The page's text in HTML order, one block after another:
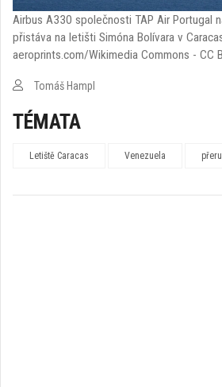
Airbus A330 společnosti TAP Air Portugal
přistáva na letišti Simóna Bolívara v
aeroprints.com/Wikimedia Commons - CC
Tomáš Hampl
TÉMATA
Letiště Caracas Venezuela